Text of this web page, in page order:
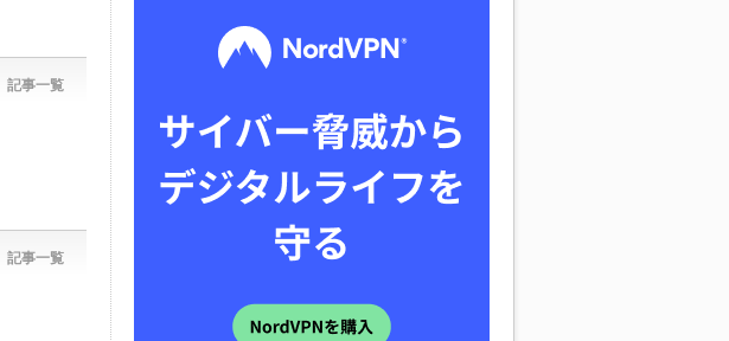
記事一覧
記事一覧